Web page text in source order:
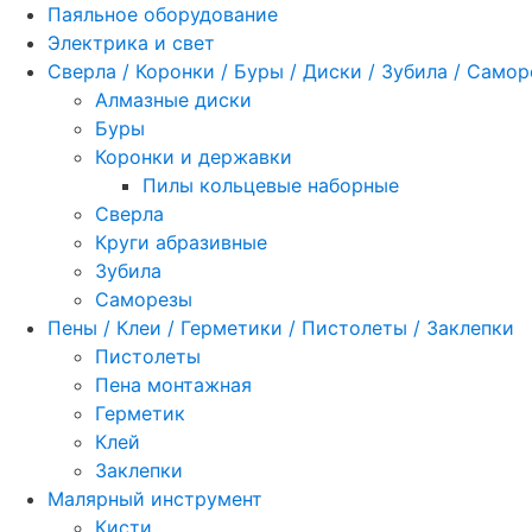
Паяльное оборудование
Электрика и свет
Сверла / Коронки / Буры / Диски / Зубила /
Алмазные диски
Буры
Коронки и державки
Пилы кольцевые наборные
Сверла
Круги абразивные
Зубила
Саморезы
Пены / Клеи / Герметики / Пистолеты / Заклепки
Пистолеты
Пена монтажная
Герметик
Клей
Заклепки
Малярный инструмент
Кисти